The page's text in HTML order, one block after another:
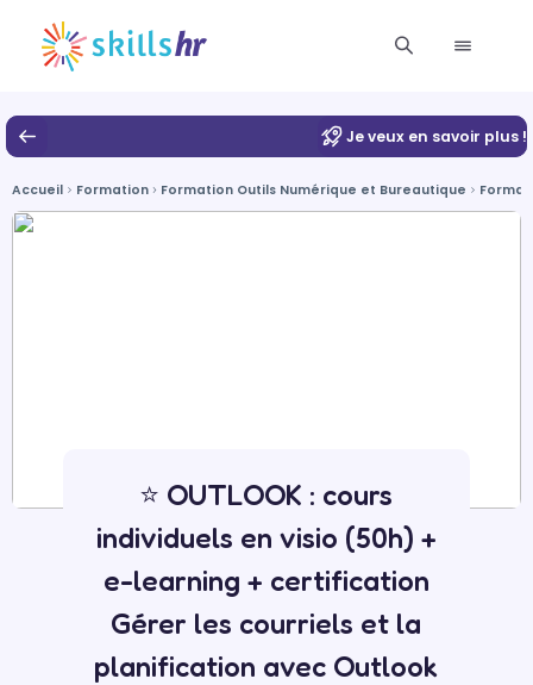
Je veux en savoir plus !
Accueil Formation Formation Outils Numérique et Bureautique
⭐ OUTLOOK : cours
individuels en visio (50h) +
e-learning + certification
Gérer les courriels et la
planification avec Outlook